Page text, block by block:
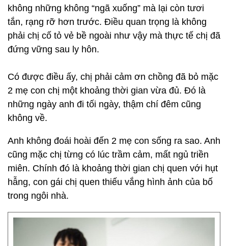
không những không “ngã xuống” mà lại còn tươi
tắn, rạng rỡ hơn trước. Điều quan trọng là không
phải chị cố tỏ vẻ bề ngoài như vậy mà thực tế chị đã
đứng vững sau ly hôn.
Có được điều ấy, chị phải cảm ơn chồng đã bỏ mặc
2 mẹ con chị một khoảng thời gian vừa đủ. Đó là
những ngày anh đi tối ngày, thậm chí đêm cũng
không về.
Anh không đoái hoài đến 2 mẹ con sống ra sao. Anh
cũng mặc chị từng có lúc trầm cảm, mất ngủ triền
miên. Chính đó là khoảng thời gian chị quen với hụt
hẫng, con gái chị quen thiếu vắng hình ảnh của bố
trong ngôi nhà.